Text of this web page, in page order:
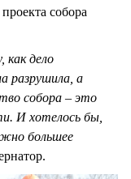
собора
как дело
разрушила, а
собора – это
И хотелось бы,
большее